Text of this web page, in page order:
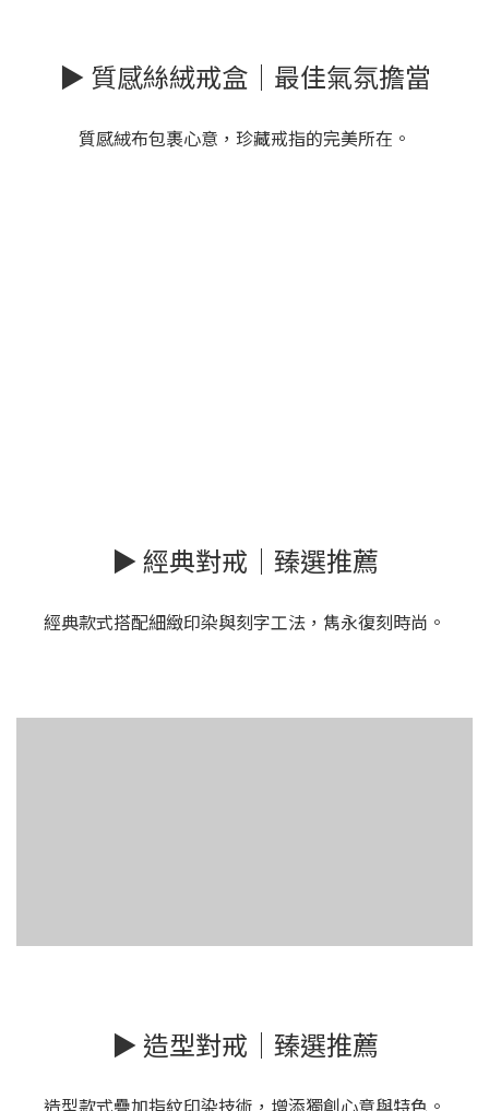
▶ 質感絲絨戒盒｜最佳氣氛擔當
質感絨布包裹心意，珍藏戒指的完美所在。
▶ 經典對戒｜臻選推薦
經典款式搭配細緻印染與刻字工法，雋永復刻時尚。
▶ 造型對戒｜臻選推薦
造型款式疊加指紋印染技術，增添獨創心意與特色。